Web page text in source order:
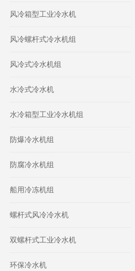
风冷箱型工业冷水机
风冷螺杆式冷水机组
风冷式冷水机组
水冷式冷水机
水冷箱型工业冷水机组
防爆冷水机组
防腐冷水机组
船用冷冻机组
螺杆式风冷冷水机
双螺杆式工业冷水机
环保冷水机